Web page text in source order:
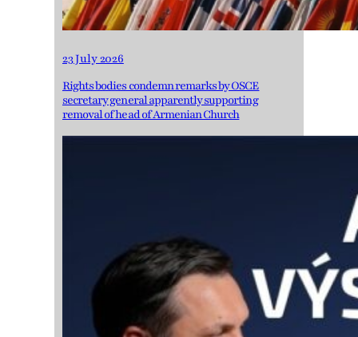
23 July 2026
Rights bodies condemn remarks by OSCE
secretary general apparently supporting
removal of head of Armenian Church